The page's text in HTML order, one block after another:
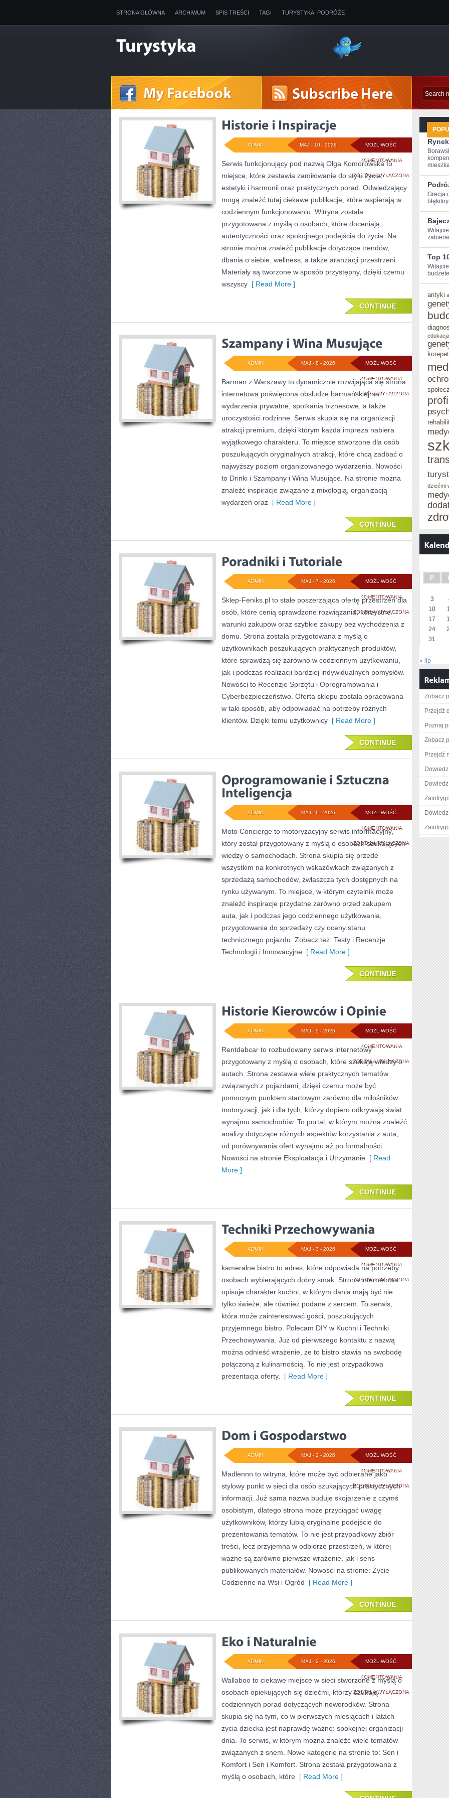
STRONA GŁÓWNA ARCHIWUM SPIS TREŚCI TAGI TURYSTYKA, PODRÓŻE
MOŻLIWOŚĆ
KOMENTOWANIAHISTORIE
I
INSPIRACJE
ZOSTAŁA WYŁĄCZONA
MAJ - 10 - 2026
ADMIN
Serwis funkcjonujący pod nazwą Olga Komorowska to
miejsce, które zestawia zamiłowanie do stylu życia,
estetyki i harmonii oraz praktycznych porad. Odwiedzający
mogą znaleźć tutaj ciekawe publikacje, które wspierają w
codziennym funkcjonowaniu. Witryna została
przygotowana z myślą o osobach, które doceniają
autentyczności oraz spokojnego podejścia do życia. Na
stronie można znaleźć publikacje dotyczące trendów,
dbania o siebie, wellness, a także aranżacji przestrzeni.
Materiały są tworzone w sposób przystępny, dzięki czemu
wszyscy [ Read More ]
CONTINUE
MOŻLIWOŚĆ
KOMENTOWANIASZAMPANY
I
WINA
MUSUJĄCE
ZOSTAŁA WYŁĄCZONA
MAJ - 8 - 2026
ADMIN
Barman z Warszawy to dynamicznie rozwijająca się strona
internetowa poświęcona obsłudze barmańskiej na
wydarzenia prywatne, spotkania biznesowe, a także
uroczystości rodzinne. Serwis skupia się na organizacji
atrakcji premium, dzięki którym każda impreza nabiera
wyjątkowego charakteru. To miejsce stworzone dla osób
poszukujących oryginalnych atrakcji, które chcą zadbać o
najwyższy poziom organizowanego wydarzenia. Nowości
to Drinki i Szampany i Wina Musujące. Na stronie można
znaleźć inspiracje związane z mixologią, organizacją
wydarzeń oraz [ Read More ]
CONTINUE
MOŻLIWOŚĆ
KOMENTOWANIAPORADNIKI
I
TUTORIALE
ZOSTAŁA WYŁĄCZONA
MAJ - 7 - 2026
ADMIN
Sklep-Feniks.pl to stale poszerzająca ofertę przestrzeń dla
osób, które cenią sprawdzone rozwiązania, korzystne
warunki zakupów oraz szybkie zakupy bez wychodzenia z
domu. Strona została przygotowana z myślą o
użytkownikach poszukujących praktycznych produktów,
które sprawdzą się zarówno w codziennym użytkowaniu,
jak i podczas realizacji bardziej indywidualnych pomysłów.
Nowości to Recenzje Sprzętu i Oprogramowania i
Cyberbezpieczeństwo. Oferta sklepu została opracowana
w taki sposób, aby odpowiadać na potrzeby różnych
klientów. Dzięki temu użytkownicy [ Read More ]
CONTINUE
MOŻLIWOŚĆ
KOMENTOWANIA
I
SZTUCZNA
INTELIGENCJA
ZOSTAŁA WYŁĄCZONA
MAJ - 6 - 2026
ADMIN
Moto Concierge to motoryzacyjny serwis informacyjny,
który został przygotowany z myślą o osobach szukających
wiedzy o samochodach. Strona skupia się przede
wszystkim na konkretnych wskazówkach związanych z
sprzedażą samochodów, zwłaszcza tych dostępnych na
rynku używanym. To miejsce, w którym czytelnik może
znaleźć inspiracje przydatne zarówno przed zakupem
auta, jak i podczas jego codziennego użytkowania,
przygotowania do sprzedaży czy oceny stanu
technicznego pojazdu. Zobacz też: Testy i Recenzje
Technologii i Innowacyjne [ Read More ]
CONTINUE
MOŻLIWOŚĆ
KOMENTOWANIAHISTORIE
KIEROWCÓW
OPINIE
ZOSTAŁA WYŁĄCZONA
MAJ - 5 - 2026
ADMIN
Rentdabcar to rozbudowany serwis internetowy
przygotowany z myślą o osobach, które szukają wiedzy o
autach. Strona zestawia wiele praktycznych tematów
związanych z pojazdami, dzięki czemu może być
pomocnym punktem startowym zarówno dla miłośników
motoryzacji, jak i dla tych, którzy dopiero odkrywają świat
wynajmu samochodów. To portal, w którym można znaleźć
analizy dotyczące różnych aspektów korzystania z auta,
od porównywania ofert wynajmu aż po formalności.
Nowości na stronie Eksploatacja i Utrzymanie [ Read
More ]
CONTINUE
MOŻLIWOŚĆ
KOMENTOWANIATECHNIKI
ZOSTAŁA WYŁĄCZONA
MAJ - 3 - 2026
ADMIN
kameralne bistro to adres, które odpowiada na potrzeby
osobach wybierających dobry smak. Strona internetowa
opisuje charakter kuchni, w którym dania mają być nie
tylko świeże, ale również podane z sercem. To serwis,
która może zainteresować gości, poszukujących
przyjemnego bistro. Polecam DIY w Kuchni i Techniki
Przechowywania. Już od pierwszego kontaktu z nazwą
można odnieść wrażenie, że to bistro stawia na swobodę
połączoną z kulinarnością. To nie jest przypadkowa
prezentacja oferty,
[ Read More ]
CONTINUE
MOŻLIWOŚĆ
KOMENTOWANIADOM
I
GOSPODARSTWO
ZOSTAŁA WYŁĄCZONA
MAJ - 2 - 2026
ADMIN
Madlennn to witryna, które może być odbierane jako
stylowy punkt w sieci dla osób szukających praktycznych
informacji. Już sama nazwa buduje skojarzenie z czymś
osobistym, dlatego strona może przyciągać uwagę
użytkowników, którzy lubią oryginalne podejście do
prezentowania tematów. To nie jest przypadkowy zbiór
treści, lecz przyjemna w odbiorze przestrzeń, w której
ważne są zarówno pierwsze wrażenie, jak i sens
publikowanych materiałów. Nowości na stronie: Życie
Codzienne na Wsi i Ogród [ Read More ]
CONTINUE
MOŻLIWOŚĆ
KOMENTOWANIAEKO
I
NATURALNIE
ZOSTAŁA WYŁĄCZONA
MAJ - 2 - 2026
ADMIN
Wallaboo to ciekawe miejsce w sieci stworzone z myślą o
osobach opiekujących się dziećmi, którzy szukają
codziennych porad dotyczących noworodków. Strona
skupia się na tym, co w pierwszych miesiącach i latach
życia dziecka jest naprawdę ważne: spokojnej organizacji
dnia. To serwis, w którym można znaleźć wiele tematów
związanych z snem. Nowe kategorie na stronie to: Sen i
Komfort i Sen i Komfort. Strona została przygotowana z
myślą o osobach, które [ Read More ]
Grecja
Top
antyki
dziećmi
P
3
10
17
24
31
« lip
Zobacz
Przejdź
Poznaj
Zobacz
Przejdź